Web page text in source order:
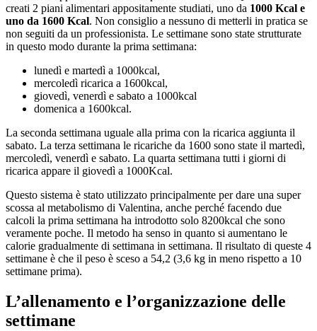
creati 2 piani alimentari appositamente studiati, uno da 1000 Kcal e
uno da 1600 Kcal. Non consiglio a nessuno di metterli in pratica se
non seguiti da un professionista. Le settimane sono state strutturate
in questo modo durante la prima settimana:
lunedì e martedì a 1000kcal,
mercoledì ricarica a 1600kcal,
giovedì, venerdì e sabato a 1000kcal
domenica a 1600kcal.
La seconda settimana uguale alla prima con la ricarica aggiunta il
sabato. La terza settimana le ricariche da 1600 sono state il martedì,
mercoledì, venerdì e sabato. La quarta settimana tutti i giorni di
ricarica appare il giovedì a 1000Kcal.
Questo sistema è stato utilizzato principalmente per dare una super
scossa al metabolismo di Valentina, anche perché facendo due
calcoli la prima settimana ha introdotto solo 8200kcal che sono
veramente poche. Il metodo ha senso in quanto si aumentano le
calorie gradualmente di settimana in settimana. Il risultato di queste 4
settimane è che il peso è sceso a 54,2 (3,6 kg in meno rispetto a 10
settimane prima).
L’allenamento e l’organizzazione delle
settimane